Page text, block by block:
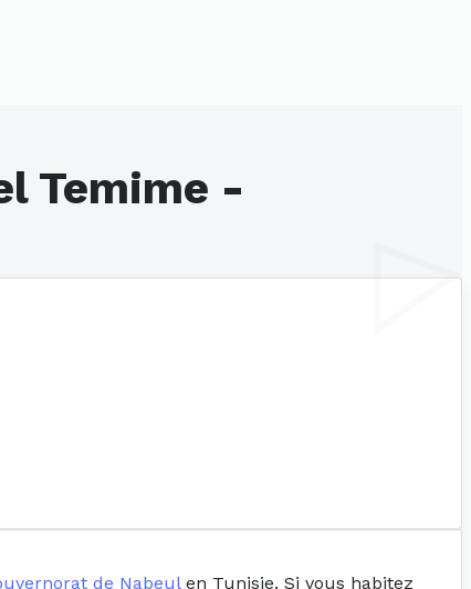
Temime -
de Nabeulen Tunisie. Si vous habitez